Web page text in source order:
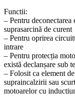
Functii:
– Pentru
suprasarcină de curent
– Pentru oprirea
intrare
– Pentru protecția
există declanșare sub
– Folosit ca element
supraincalzirii sau
motoarelor cu